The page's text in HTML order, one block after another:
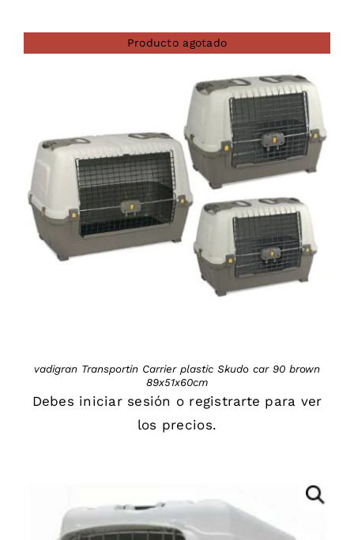
Producto agotado
DETAILS
vadigran Transportin Carrier plastic Skudo car 90 brown
89x51x60cm
Debes iniciar sesión o registrarte para ver
los precios.